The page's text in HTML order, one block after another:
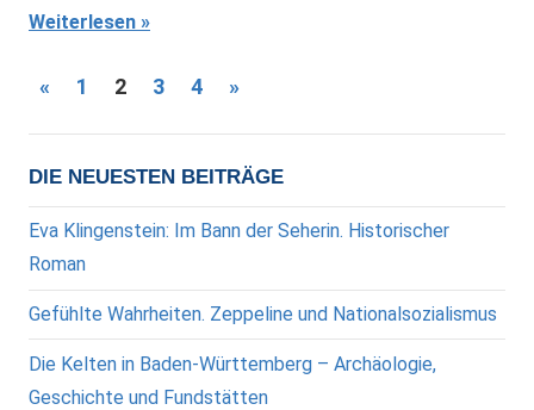
Weiterlesen
Seitennummerierung
der
Beiträge
« Vorherige
1 2 3 4
Nächste
»
DIE NEUESTEN BEITRÄGE
Eva Klingenstein: Im Bann der Seherin. Historischer
Roman
Gefühlte Wahrheiten. Zeppeline und Nationalsozialismus
Die Kelten in Baden-Württemberg – Archäologie,
Geschichte und Fundstätten